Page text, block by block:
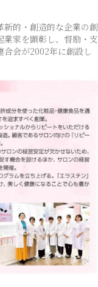
的・創造的な企業の創
家を顕彰し、督励・支
会が2002年に創設し